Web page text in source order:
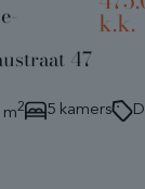
47
k.k.
m2 5 kamers D